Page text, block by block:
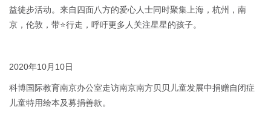
益徒步活动。来自四面八方的爱心人士同时聚集上海，杭州，南
京，伦敦，带⭐行走，呼吁更多人关注星星的孩子。
2020年10月10日
科博国际教育南京办公室走访南京南方贝贝儿童发展中捐赠自闭症
儿童特用绘本及募捐善款。